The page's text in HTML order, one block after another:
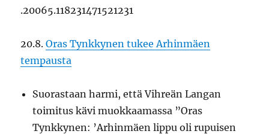
.20065.118231471521231
20.8.Oras Tynkkynen tukee Arhinmäen
tempausta
Suorastaan harmi, että Vihreän Langan
toimitus kävi muokkaamassa ”Oras
Tynkkynen: ’Arhinmäen lippu oli rupuisen